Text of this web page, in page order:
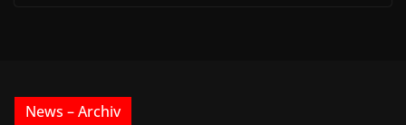
News – Archiv